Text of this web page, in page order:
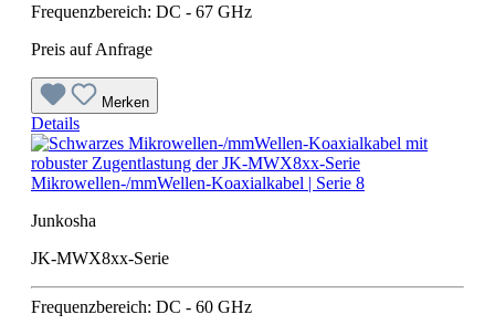
Frequenzbereich: DC - 67 GHz
Preis auf Anfrage
Merken
Details
Mikrowellen-/mmWellen-Koaxialkabel | Serie 8
Junkosha
JK-MWX8xx-Serie
Frequenzbereich: DC - 60 GHz